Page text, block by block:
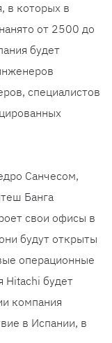
в которых в
от 2500 до
будет
специалистов
Санчесом,
Банга
свои офисы в
будут открыты
операционные
Hitachi будет
компания
в Испании, в